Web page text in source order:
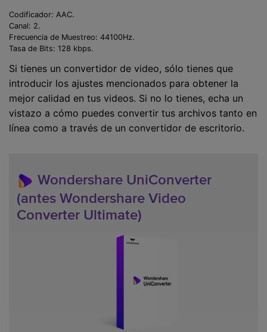
Codificador: AAC.
Canal: 2.
Frecuencia de Muestreo: 44100Hz.
Tasa de Bits: 128 kbps.
Si tienes un convertidor de video, sólo tienes que
introducir los ajustes mencionados para obtener la
mejor calidad en tus videos. Si no lo tienes, echa un
vistazo a cómo puedes convertir tus archivos tanto en
línea como a través de un convertidor de escritorio.
Wondershare UniConverter
(antes Wondershare Video
Converter Ultimate)